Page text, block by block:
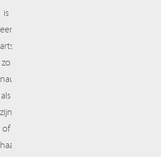
is
een
arts
zo
nauwkeurig
als
zijn
of
haar